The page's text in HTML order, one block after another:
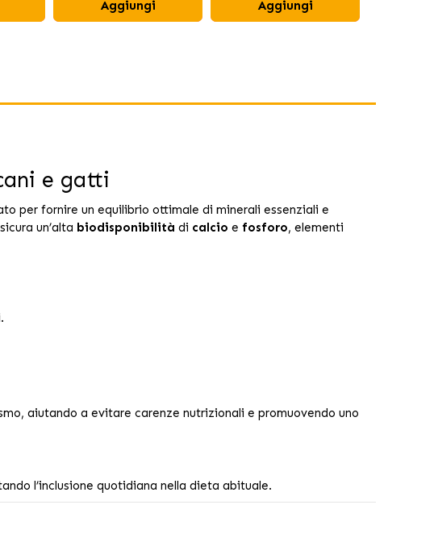
Aggiungi Aggiungi
e gatti
per fornire un equilibrio ottimale di minerali essenziali e
un’alta biodisponibilità di calcio e fosforo, elementi
aiutando a evitare carenze nutrizionali e promuovendo uno
l’inclusione quotidiana nella dieta abituale.